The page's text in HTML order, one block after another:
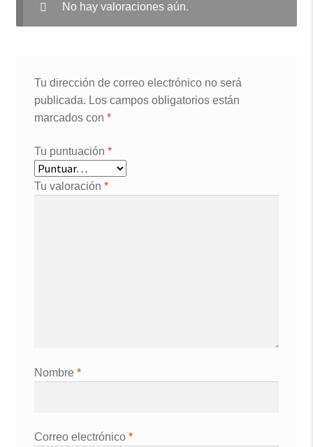
No hay valoraciones aún.
Tu dirección de correo electrónico no será
publicada. Los campos obligatorios están
marcados con *
Tu puntuación *
Tu valoración *
Nombre *
Correo electrónico *